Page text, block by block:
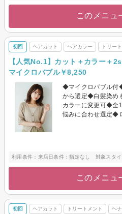
このメニュ
初回 ヘアカット ヘアカラー トリー
【人気No.1】カット＋カラー＋
マイクロバブル￥8,250
◆マイクロバブル付
から選定◆白髪染め
カラーに変更可◆全
悩みに合わせ選定◆
利用条件：来店日条件：指定なし 対象スタ
このメニュ
初回 ヘアカット トリートメント ヘ